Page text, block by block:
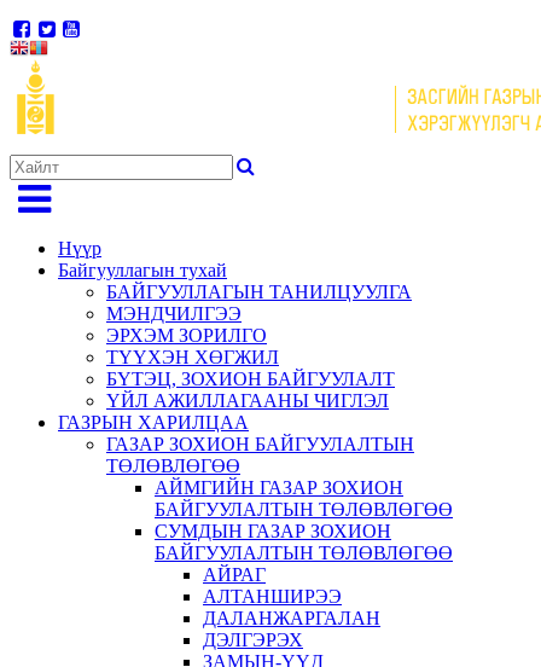
Нүүр
Байгууллагын тухай
БАЙГУУЛЛАГЫН ТАНИЛЦУУЛГА
МЭНДЧИЛГЭЭ
ЭРХЭМ ЗОРИЛГО
ТҮҮХЭН ХӨГЖИЛ
БҮТЭЦ, ЗОХИОН БАЙГУУЛАЛТ
ҮЙЛ АЖИЛЛАГААНЫ ЧИГЛЭЛ
ГАЗРЫН ХАРИЛЦАА
ГАЗАР ЗОХИОН БАЙГУУЛАЛТЫН
ТӨЛӨВЛӨГӨӨ
АЙМГИЙН ГАЗАР ЗОХИОН
БАЙГУУЛАЛТЫН ТӨЛӨВЛӨГӨӨ
СУМДЫН ГАЗАР ЗОХИОН
БАЙГУУЛАЛТЫН ТӨЛӨВЛӨГӨӨ
АЙРАГ
АЛТАНШИРЭЭ
ДАЛАНЖАРГАЛАН
ДЭЛГЭРЭХ
ЗАМЫН-ҮҮД